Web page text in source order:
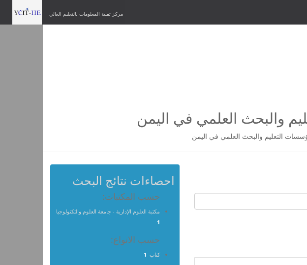
مركز تقنية المعلومات بالتعليم العالي
والبحث العلمي في اليمن
التعليم والبحث العلمي في اليمن
احصاءات نتائج البحث
حسب المكتبات:
مكتبة العلوم الإدارية - جامعة العلوم والتكنولوجيا
1
حسب الانواع:
كتاب 1